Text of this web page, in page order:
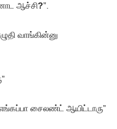
ஆச்சி?”.
வாங்கின்னு
சைலண்ட் ஆயிட்டாரு”